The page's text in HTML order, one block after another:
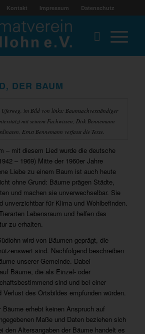
Kontakt Impressum Datenschutz
DER BAUM
Uferweg, im Bild von links: Baumsachverständiger
mit seinem Fachwissen, Dirk Bennemann
Ernst Bennemann verfasst die Texte.
– mit diesem Lied wurde die deutsche
– 1969) Mitte der 1960er Jahre
Liebe zu einem Baum ist auch heute
ohne Grund: Bäume prägen Städte,
und machen sie unverwechselbar. Sie
unverzichtbar für Klima und Wohlbefinden.
Lebensraum und helfen das
zu erhalten.
wird von Bäumen geprägt, die
sind. Nachfolgend beschreiben
unserer Gemeinde. Dabei
Bäume, die als Einzel- oder
sind und bei einer
Verlust des Ortsbildes empfunden würden.
Bäume erhebt keinen Anspruch auf
Maße und Daten beziehen sich
den Altersangaben der Bäume handelt es